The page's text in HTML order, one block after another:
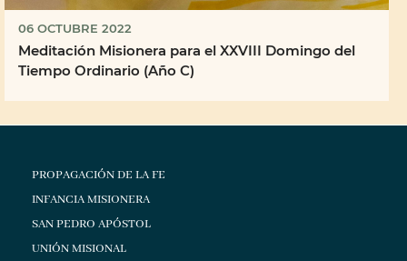
06 OCTUBRE 2022
Meditación Misionera para el XXVIII Domingo del
Tiempo Ordinario (Año C)
PROPAGACIÓN DE LA FE
INFANCIA MISIONERA
SAN PEDRO APÓSTOL
UNIÓN MISIONAL